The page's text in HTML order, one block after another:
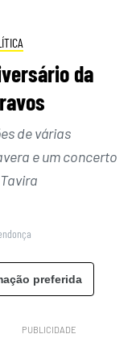
da
de várias
e um concerto
preferida